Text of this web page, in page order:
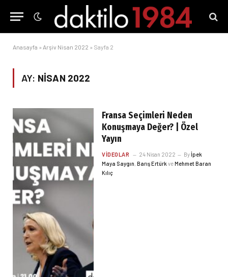
Anasayfa » Arşiv Nisan 2022 » Sayfa 2
AY: NISAN 2022
Fransa Seçimleri Neden
Konuşmaya Değer? | Özel
Yayın
VIDEOLAR 24 Nisan 2022 Byİpek
Maya Saygın,Barış Ertürk veMehmet Baran
Kılıç